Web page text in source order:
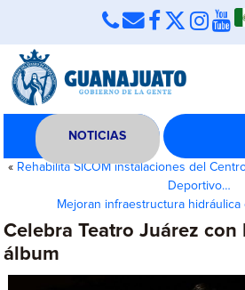
NOTICIAS
« Rehabilita SICOM instalaciones del
Deportivo…
Mejoran infraestructura
Celebra Teatro Juárez con
álbum